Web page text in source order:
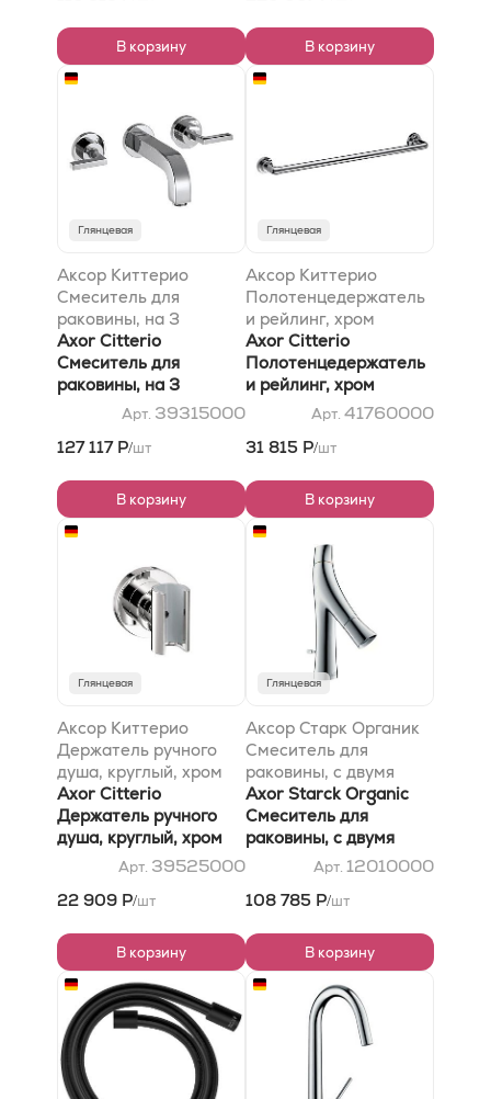
В корзину В корзину
Глянцевая
Аксор Киттерио
Смеситель для
раковины, на 3
отверстия, скрытого
монтажа, с изливом
162 мм, с рычаговыми
рукоятками, с
отдельными
розетками, хром
Axor Citterio
Смеситель для
раковины, на 3
отверстия, скрытого
монтажа, с изливом
162 мм, с рычаговыми
отдельными
розетками, хром
Арт. 39315000
127 117 Р/шт
В корзину
Глянцевая
Аксор Киттерио
Полотенцедержатель
и рейлинг, хром
Axor Citterio
Полотенцедержатель
и рейлинг, хром
Арт. 41760000
31 815 Р/шт
В корзину
Глянцевая
Аксор Киттерио
Держатель ручного
душа, круглый, хром
Axor Citterio
Держатель ручного
душа, круглый, хром
Арт. 39525000
22 909 Р/шт
В корзину
Глянцевая
Аксор Старк Органик
Смеситель для
раковины, с двумя
рукоятками, 80, со
сливным гарнитуром,
хром
Axor Starck Organic
Смеситель для
раковины, с двумя
рукоятками, 80, со
сливным гарнитуром,
хром
Арт. 12010000
108 785 Р/шт
В корзину